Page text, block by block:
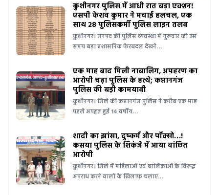
कुशीनगर पुलिस में आधी रात बड़ा एक्शन!
एसपी केशव कुमार ने मचाई हलचल, एक
साथ 28 पुलिसकर्मी पुलिस लाइन तलब
कुशीनगर। जनपद की पुलिस व्यवस्था में गुरुवार को उस
समय बड़ा प्रशासनिक फेरबदल देखने…
एक माह बाद मिली नाबालिग, अपहरण का
आरोपी चढ़ा पुलिस के हत्थे; कप्तानगंज
पुलिस की बड़ी कामयाबी
कुशीनगर। जिले की कप्तानगंज पुलिस ने करीब एक माह
पहले अपहृत हुई 14 वर्षीय…
शादी का झांसा, दुष्कर्म और पॉक्सो…!
कसया पुलिस के शिकंजे में आया वांछित
आरोपी
कुशीनगर। जिले में महिलाओं एवं बालिकाओं के विरुद्ध
अपराध करने वालों के खिलाफ चलाए…